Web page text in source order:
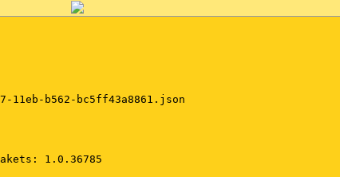
11eb-b562-bc5ff43a8861.json
1.0.36785